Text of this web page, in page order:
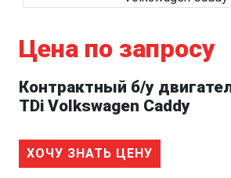
Цена по запросу
Контрактный б/у
TDi Volkswagen Caddy
ХОЧУ ЗНАТЬ ЦЕНУ